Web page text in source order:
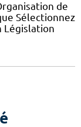
de
Sélectionnez
Législation